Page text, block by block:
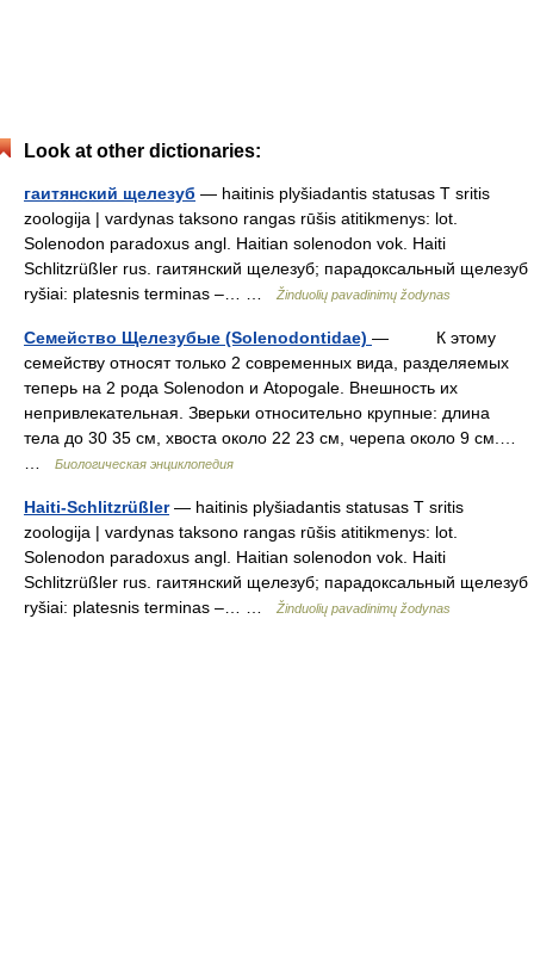
Look at other dictionaries:
гаитянский щелезуб — haitinis plyšiadantis statusas T sritis
zoologija | vardynas taksono rangas rūšis atitikmenys: lot.
Solenodon paradoxus angl. Haitian solenodon vok. Haiti
Schlitzrüßler rus. гаитянский щелезуб; парадоксальный щелезуб
ryšiai: platesnis terminas –… …
Žinduolių pavadinimų žodynas
Семейство Щелезубые (Solenodontidae) — К этому
семейству относят только 2 современных вида, разделяемых
теперь на 2 рода Solenodon и Atopogale. Внешность их
непривлекательная. Зверьки относительно крупные: длина
тела до 30 35 см, хвоста около 22 23 см, черепа около 9 см.…
Биологическая энциклопедия
Haiti-Schlitzrüßler— haitinis plyšiadantis statusas T sritis
zoologija | vardynas taksono rangas rūšis atitikmenys: lot.
Solenodon paradoxus angl. Haitian solenodon vok. Haiti
Schlitzrüßler rus. гаитянский щелезуб; парадоксальный щелезуб
ryšiai: platesnis terminas –… …
Žinduolių pavadinimų žodynas